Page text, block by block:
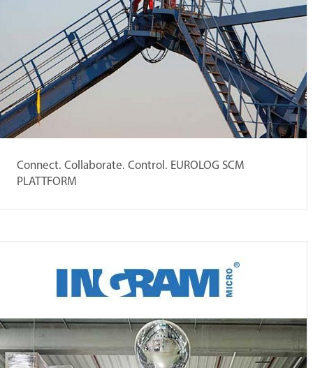
Connect. Collaborate. Control. EUROLOG SCM
PLATTFORM